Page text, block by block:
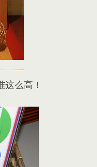
么高！